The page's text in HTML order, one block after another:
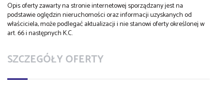
Opis oferty zawarty na stronie internetowej sporządzany jest na
podstawie oględzin nieruchomości oraz informacji uzyskanych od
właściciela, może podlegać aktualizacji i nie stanowi oferty określonej w
art. 66 i następnych K.C.
SZCZEGÓŁY OFERTY